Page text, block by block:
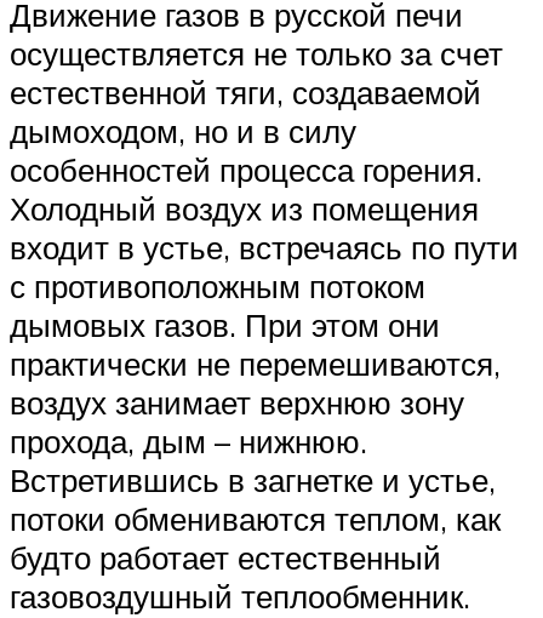
Движение газов в русской печи
осуществляется не только за счет
естественной тяги, создаваемой
дымоходом, но и в силу
особенностей процесса горения.
Холодный воздух из помещения
входит в устье, встречаясь по пути
с противоположным потоком
дымовых газов. При этом они
практически не перемешиваются,
воздух занимает верхнюю зону
прохода, дым – нижнюю.
Встретившись в загнетке и устье,
потоки обмениваются теплом, как
будто работает естественный
газовоздушный теплообменник.